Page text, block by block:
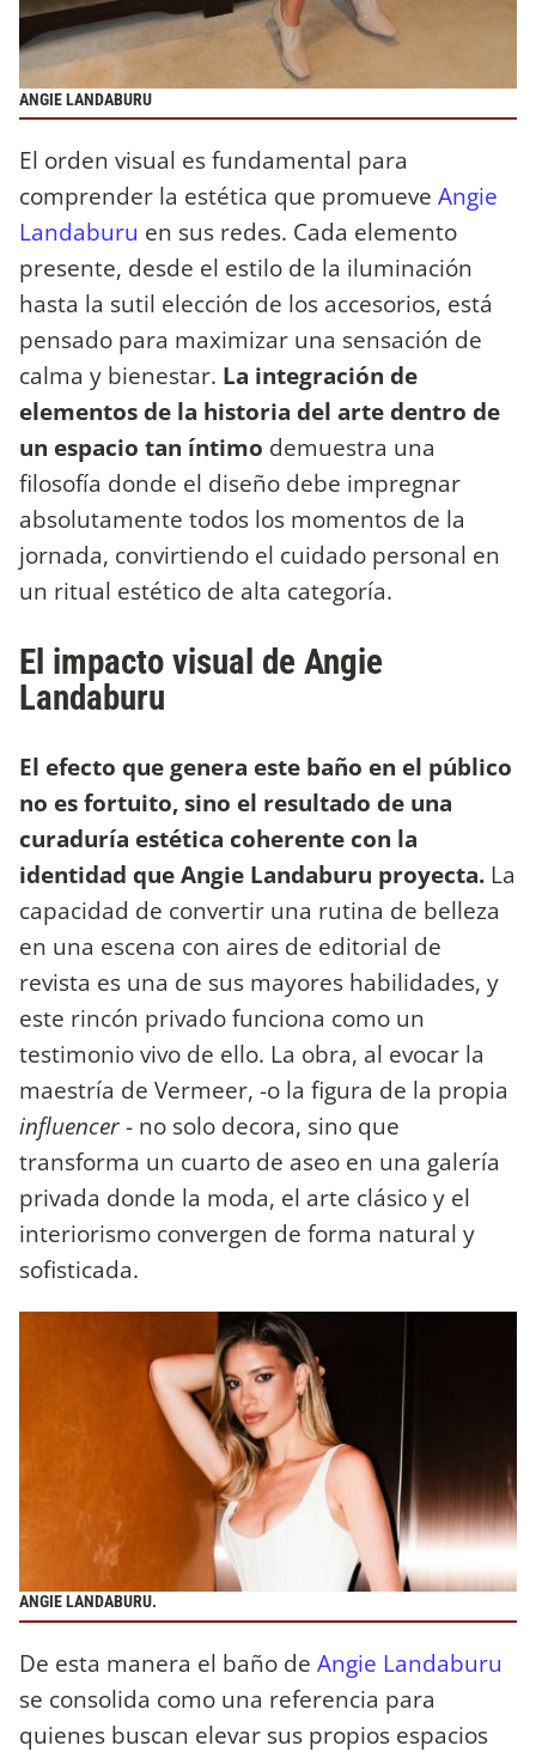
ANGIE LANDABURU
El orden visual es fundamental para
comprender la estética que promueve Angie
Landaburu en sus redes. Cada elemento
presente, desde el estilo de la iluminación
hasta la sutil elección de los accesorios, está
pensado para maximizar una sensación de
calma y bienestar. La integración de
elementos de la historia del arte dentro de
un espacio tan íntimo demuestra una
filosofía donde el diseño debe impregnar
absolutamente todos los momentos de la
jornada, convirtiendo el cuidado personal en
un ritual estético de alta categoría.
El impacto visual de Angie
Landaburu
El efecto que genera este baño en el público
no es fortuito, sino el resultado de una
curaduría estética coherente con la
identidad que Angie Landaburu proyecta. La
capacidad de convertir una rutina de belleza
en una escena con aires de editorial de
revista es una de sus mayores habilidades, y
este rincón privado funciona como un
testimonio vivo de ello. La obra, al evocar la
maestría de Vermeer, -o la figura de la propia
influencer- no solo decora, sino que
transforma un cuarto de aseo en una galería
privada donde la moda, el arte clásico y el
interiorismo convergen de forma natural y
sofisticada.
ANGIE LANDABURU.
De esta manera el baño de Angie Landaburu
se consolida como una referencia para
quienes buscan elevar sus propios espacios